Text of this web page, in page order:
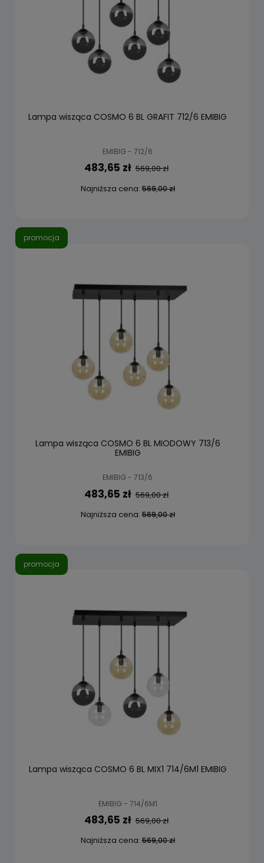
Lampa wisząca COSMO 6 BL GRAFIT 712/6 EMIBIG
EMIBIG - 712/6
483,65 zł 569,00 zł
Najniższa cena:569,00 zł
Lampa wisząca COSMO 6 BL MIODOWY 713/6
EMIBIG
EMIBIG - 713/6
483,65 zł 569,00 zł
Najniższa cena:569,00 zł
promocja
Lampa wisząca COSMO 6 BL MIX1 714/6M1 EMIBIG
EMIBIG - 714/6M1
483,65 zł 569,00 zł
Najniższa cena:569,00 zł
promocja